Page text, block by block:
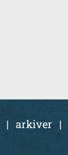
| arkiver|